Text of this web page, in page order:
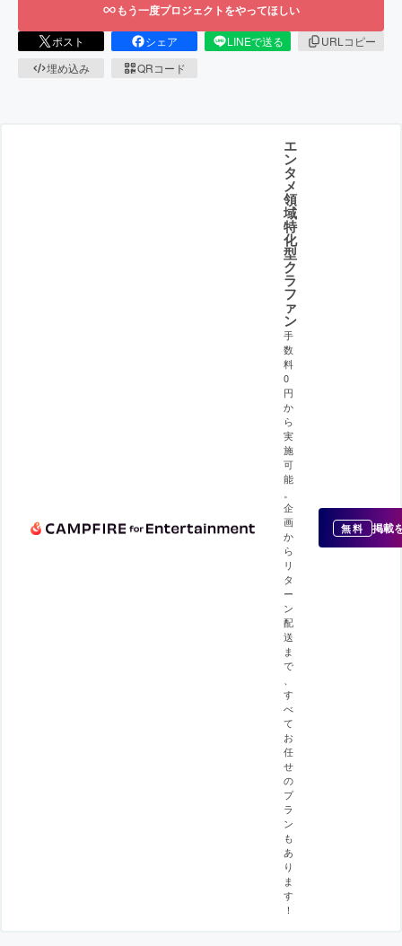
もう一度プロジェクトをやってほしい
ポスト シェア LINEで送る
URLコピー
埋め込み
QRコード
エ
ン
タ
メ
領
域
特
化
型
ク
ラ
フ
ァ
ン
手
数
料
0
円
か
ら
実
施
可
能
。
企
画
か
ら
リ
タ
ー
ン
配
送
ま
で
、
す
べ
て
お
任
せ
の
プ
ラ
ン
も
あ
り
ま
す
！
無料 掲載